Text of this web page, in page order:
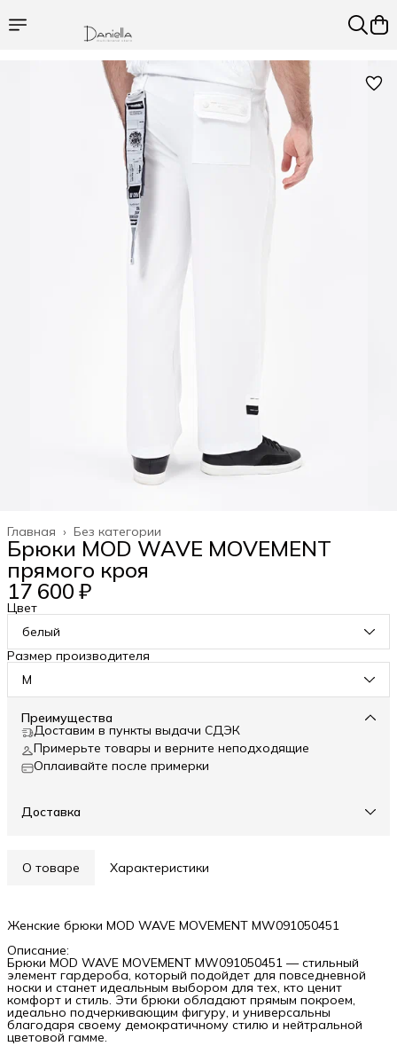
Без категории
Главная ›
Брюки MOD WAVE MOVEMENT
прямого кроя
17 600 ₽
Цвет
белый
Размер производителя
M
Преимущества
Доставим в пункты выдачи СДЭК
Примерьте товары и верните неподходящие
Оплаивайте после примерки
Доставка
О товаре Характеристики
Женские брюки MOD WAVE MOVEMENT MW091050451
Описание:
Брюки MOD WAVE MOVEMENT MW091050451 — стильный
элемент гардероба, который подойдет для повседневной
носки и станет идеальным выбором для тех, кто ценит
комфорт и стиль. Эти брюки обладают прямым покроем,
идеально подчеркивающим фигуру, и универсальны
благодаря своему демократичному стилю и нейтральной
цветовой гамме.